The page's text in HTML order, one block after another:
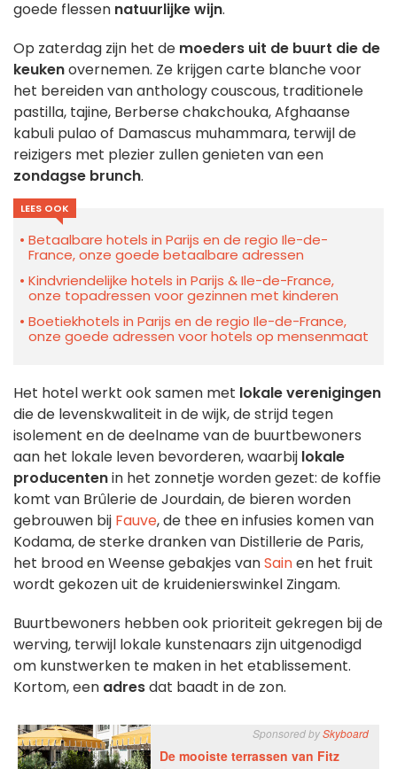
goede flessen natuurlijke wijn.
Op zaterdag zijn het de moeders uit de buurt die de
keukenovernemen. Ze krijgen carte blanche voor
het bereiden van anthology couscous, traditionele
pastilla, tajine, Berberse chakchouka, Afghaanse
kabuli pulao of Damascus muhammara, terwijl de
reizigers met plezier zullen genieten van een
zondagse brunch.
LEES OOK
Betaalbare hotels in Parijs en de regio Ile-de-
France, onze goede betaalbare adressen
Kindvriendelijke hotels in Parijs & Ile-de-France,
onze topadressen voor gezinnen met kinderen
Boetiekhotels in Parijs en de regio Ile-de-France,
onze goede adressen voor hotels op mensenmaat
Het hotel werkt ook samen met lokale verenigingen
die de levenskwaliteit in de wijk, de strijd tegen
isolement en de deelname van de buurtbewoners
aan het lokale leven bevorderen, waarbij lokale
producentenin het zonnetje worden gezet: de koffie
komt van Brûlerie de Jourdain, de bieren worden
gebrouwen bij Fauve, de thee en infusies komen van
Kodama, de sterke dranken van Distillerie de Paris,
het brood en Weense gebakjes vanSainen het fruit
wordt gekozen uit de kruidenierswinkel Zingam.
Buurtbewoners hebben ook prioriteit gekregen bij de
werving, terwijl lokale kunstenaars zijn uitgenodigd
om kunstwerken te maken in het etablissement.
Kortom, een adresdat baadt in de zon.